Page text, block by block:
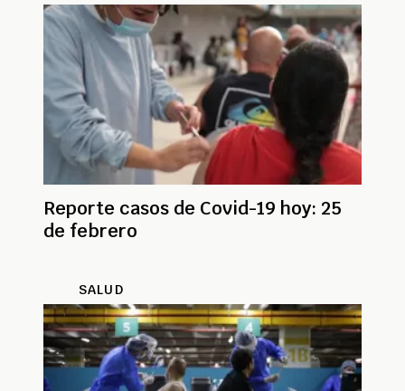
Reporte casos de Covid-19 hoy: 25
de febrero
SALUD